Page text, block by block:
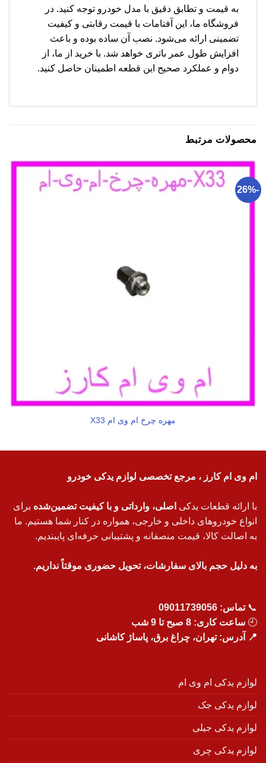
به قیمت و تطابق دقیق با مدل خودرو توجه کنید. در
فروشگاه ما، این آفتامات با قیمت رقابتی و کیفیت
تضمینی ارائه می‌شود. نصب آن ساده بوده و باعث
افزایش طول عمر باتری خواهد شد. با خرید از ما، از
دوام و عملکرد صحیح این قطعه اطمینان حاصل کنید.
محصولات مرتبط
-26%
مهره چرخ ام وی ام X33
ام وی ام کارز ، مرجع تخصصی لوازم یدکی خودرو
با ارائه قطعات یدکی اصلی، وارداتی و با کیفیت تضمین‌شده برای
انواع خودروهای داخلی و خارجی، همواره در کنار شما هستیم. ما
به اصالت کالا، قیمت منصفانه و پشتیبانی حرفه‌ای پایبندیم.
به دلیل حجم بالای سفارشات، تحویل حضوری موقتاً نداریم.
📞تماس: 09011739056
🕘 ساعت کاری: 8 صبح تا 9 شب
📍 آدرس: تهران، چراغ برق، پاساژ کاشانی
لوازم یدکی ام وی ام
لوازم یدکی جک
لوازم یدکی جیلی
لوازم یدکی چری